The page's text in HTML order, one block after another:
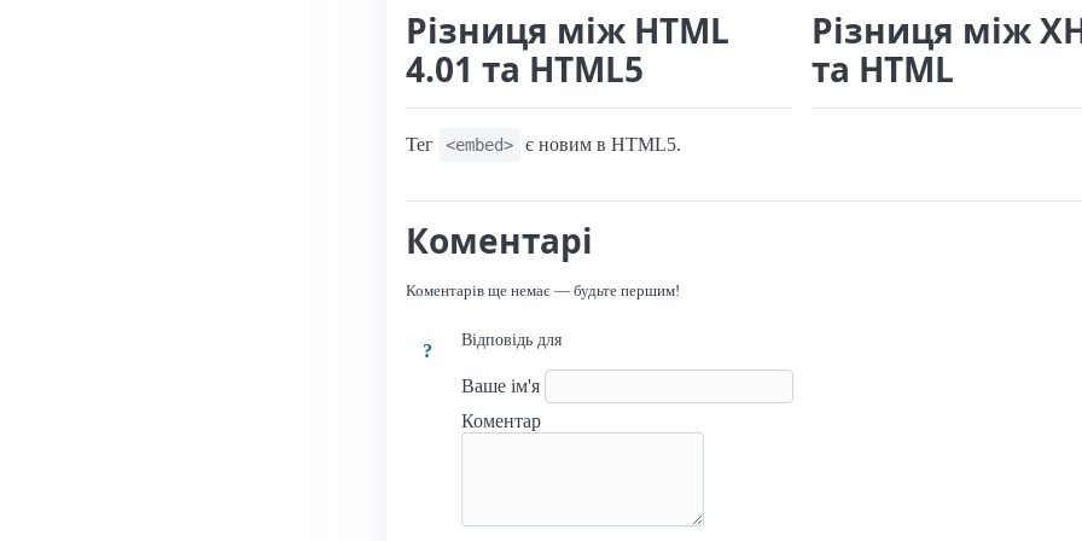
Різниця між HTML
4.01 та HTML5
Тег <embed> є новим в HTML5.
Різниця між
та HTML
Коментарі
Коментарів ще немає — будьте першим!
?
Відповідь для
Ваше ім'я
Коментар